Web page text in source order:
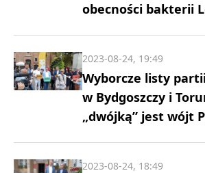
obecności bakterii
Wyborcze listy
w Bydgoszczy i
„dwójką” jest wójt
2023-08-24, 19:49
2023-08-24, 18:49